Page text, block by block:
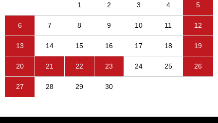
1 2 3 4 5
6 7 8 9 10 11 12
13 14 15 16 17 18 19
20 21 22 23 24 25 26
27 28 29 30